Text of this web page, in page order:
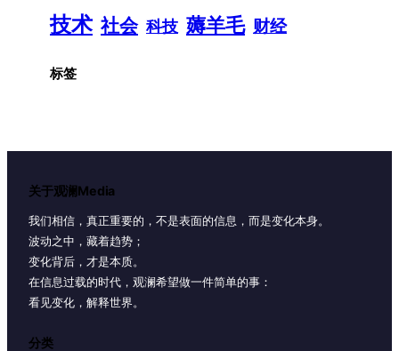
技术 社会 科技 薅羊毛 财经
标签
关于观澜Media
我们相信，真正重要的，不是表面的信息，而是变化本身。
波动之中，藏着趋势；
变化背后，才是本质。
在信息过载的时代，观澜希望做一件简单的事：
看见变化，解释世界。
分类